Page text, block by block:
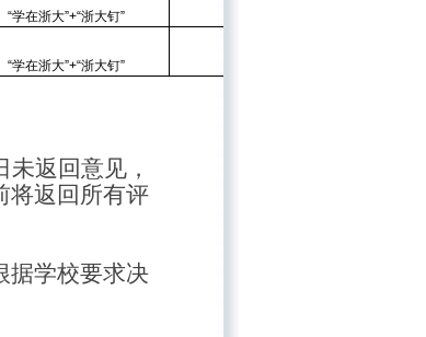
“学在浙大”+“浙大钉”
“学在浙大”+“浙大钉”
未返回意见，
将返回所有评
据学校要求决